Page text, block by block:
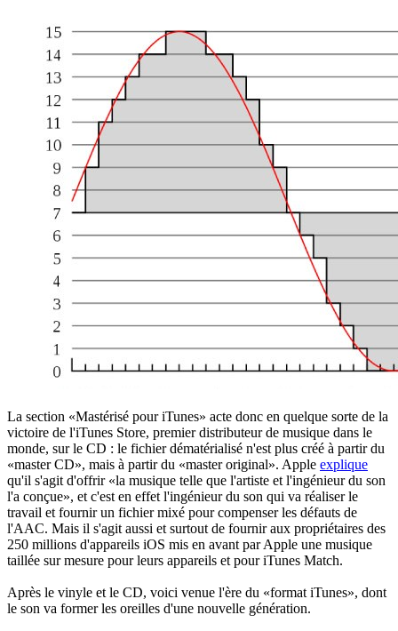
La section «Mastérisé pour iTunes» acte donc en quelque sorte de la
victoire de l'iTunes Store, premier distributeur de musique dans le
monde, sur le CD : le fichier dématérialisé n'est plus créé à partir du
«master CD», mais à partir du «master original». Apple explique
qu'il s'agit d'offrir «la musique telle que l'artiste et l'ingénieur du son
l'a conçue», et c'est en effet l'ingénieur du son qui va réaliser le
travail et fournir un fichier mixé pour compenser les défauts de
l'AAC. Mais il s'agit aussi et surtout de fournir aux propriétaires des
250 millions d'appareils iOS mis en avant par Apple une musique
taillée sur mesure pour leurs appareils et pour iTunes Match.
Après le vinyle et le CD, voici venue l'ère du «format iTunes», dont
le son va former les oreilles d'une nouvelle génération.